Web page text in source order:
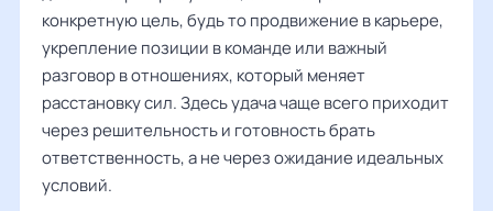
конкретную цель, будь то продвижение в карьере,
укрепление позиции в команде или важный
разговор в отношениях, который меняет
расстановку сил. Здесь удача чаще всего приходит
через решительность и готовность брать
ответственность, а не через ожидание идеальных
условий.